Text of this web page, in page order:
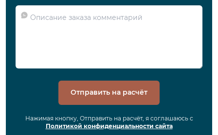
Отправить на расчёт
Нажимая кнопку, Отправить на расчёт, я соглашаюсь с
Политикой конфиденциальности сайта